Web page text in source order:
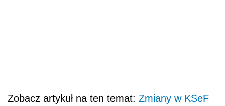
Zobacz artykuł na ten temat: Zmiany w KSeF